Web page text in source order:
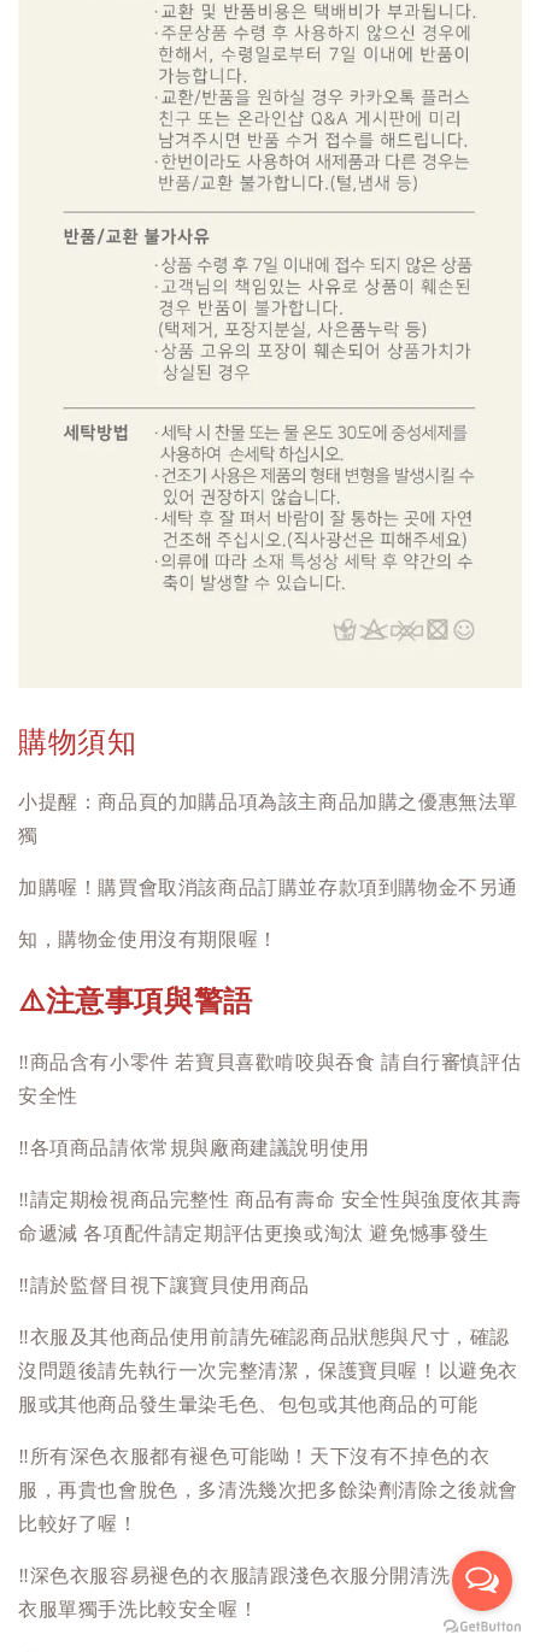
購物須知
小提醒：商品頁的加購品項為該主商品加購之優惠無法單
獨
加購喔！購買會取消該商品訂購並存款項到購物金不另通
知，購物金使用沒有期限喔！
⚠️注意事項與警語
‼️商品含有小零件 若寶貝喜歡啃咬與吞食 請自行審慎評估
安全性
‼️各項商品請依常規與廠商建議說明使用
‼️請定期檢視商品完整性 商品有壽命 安全性與強度依其壽
命遞減 各項配件請定期評估更換或淘汰 避免憾事發生
‼️請於監督目視下讓寶貝使用商品
‼️衣服及其他商品使用前請先確認商品狀態與尺寸，確認
沒問題後請先執行一次完整清潔，保護寶貝喔！以避免衣
服或其他商品發生暈染毛色、包包或其他商品的可能
‼️ 所有深色衣服都有褪色可能呦！天下沒有不掉色的衣
服，再貴也會脫色，多清洗幾次把多餘染劑清除之後就會
比較好了喔！
‼️深色衣服容易褪色的衣服請跟淺色衣服分開清洗！淺色
衣服單獨手洗比較安全喔！